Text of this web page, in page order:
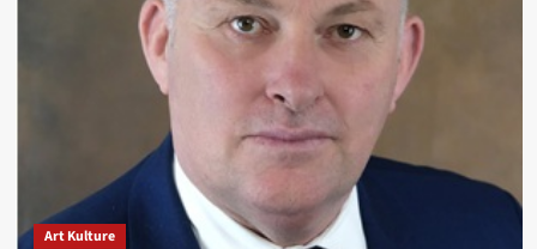
Art Kulture